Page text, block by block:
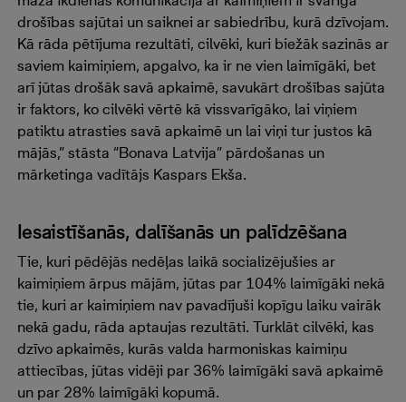
drošības sajūtai un saiknei ar sabiedrību, kurā dzīvojam.
Kā rāda pētījuma rezultāti, cilvēki, kuri biežāk sazinās ar
saviem kaimiņiem, apgalvo, ka ir ne vien laimīgāki, bet
arī jūtas drošāk savā apkaimē, savukārt drošības sajūta
ir faktors, ko cilvēki vērtē kā vissvarīgāko, lai viņiem
patiktu atrasties savā apkaimē un lai viņi tur justos kā
mājās,” stāsta “Bonava Latvija” pārdošanas un
mārketinga vadītājs Kaspars Ekša.
Iesaistīšanās, dalīšanās un palīdzēšana
Tie, kuri pēdējās nedēļas laikā socializējušies ar
kaimiņiem ārpus mājām, jūtas par 104% laimīgāki nekā
tie, kuri ar kaimiņiem nav pavadījuši kopīgu laiku vairāk
nekā gadu, rāda aptaujas rezultāti. Turklāt cilvēki, kas
dzīvo apkaimēs, kurās valda harmoniskas kaimiņu
attiecības, jūtas vidēji par 36% laimīgāki savā apkaimē
un par 28% laimīgāki kopumā.